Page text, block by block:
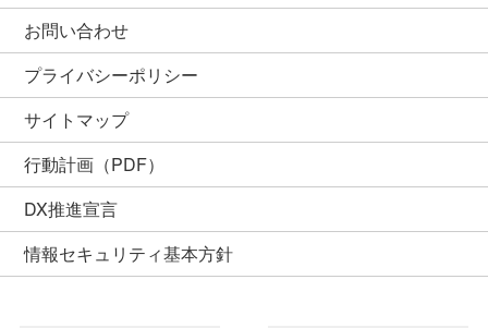
お問い合わせ
プライバシーポリシー
サイトマップ
行動計画（PDF）
DX推進宣言
情報セキュリティ基本方針